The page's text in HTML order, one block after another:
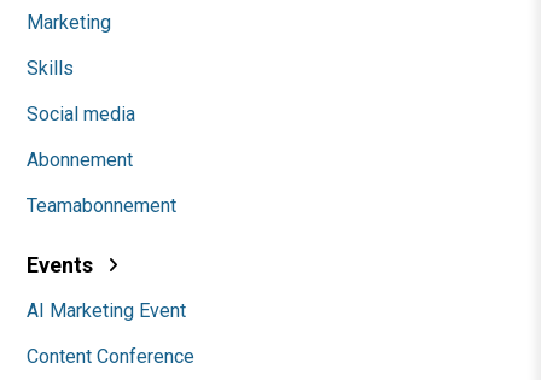
Marketing
Skills
Social media
Abonnement
Teamabonnement
Events
AI Marketing Event
Content Conference